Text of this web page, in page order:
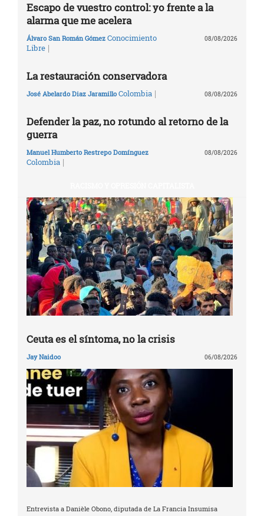
Escapo de vuestro control: yo frente a la
alarma que me acelera
Álvaro San Román Gómez Conocimiento
Libre |
08/08/2026
La restauración conservadora
José Abelardo Diaz Jaramillo Colombia | 08/08/2026
Defender la paz, no rotundo al retorno de la
guerra
Manuel Humberto Restrepo Domínguez
Colombia |
08/08/2026
Ceuta es el síntoma, no la crisis
Jay Naidoo 06/08/2026
Entrevista a Danièle Obono, diputada de La Francia Insumisa